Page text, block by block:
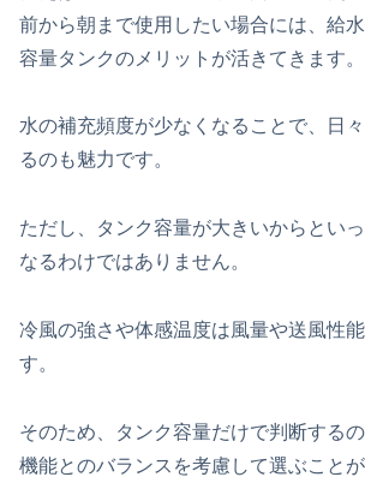
前から朝まで使用したい場合には、給
容量タンクのメリットが活きてきます。
水の補充頻度が少なくなることで、日
るのも魅力です。
ただし、タンク容量が大きいからとい
なるわけではありません。
冷風の強さや体感温度は風量や送風性
す。
そのため、タンク容量だけで判断する
機能とのバランスを考慮して選ぶことが